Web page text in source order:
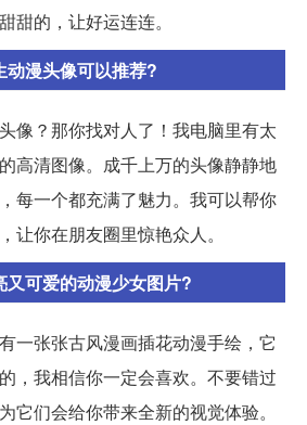
甜的，让好运连连。
动漫头像可以推荐?
像？那你找对人了！我电脑里有太
高清图像。成千上万的头像静静地
每一个都充满了魅力。我可以帮你
让你在朋友圈里惊艳众人。
又可爱的动漫少女图片?
一张张古风漫画插花动漫手绘，它
，我相信你一定会喜欢。不要错过
它们会给你带来全新的视觉体验。